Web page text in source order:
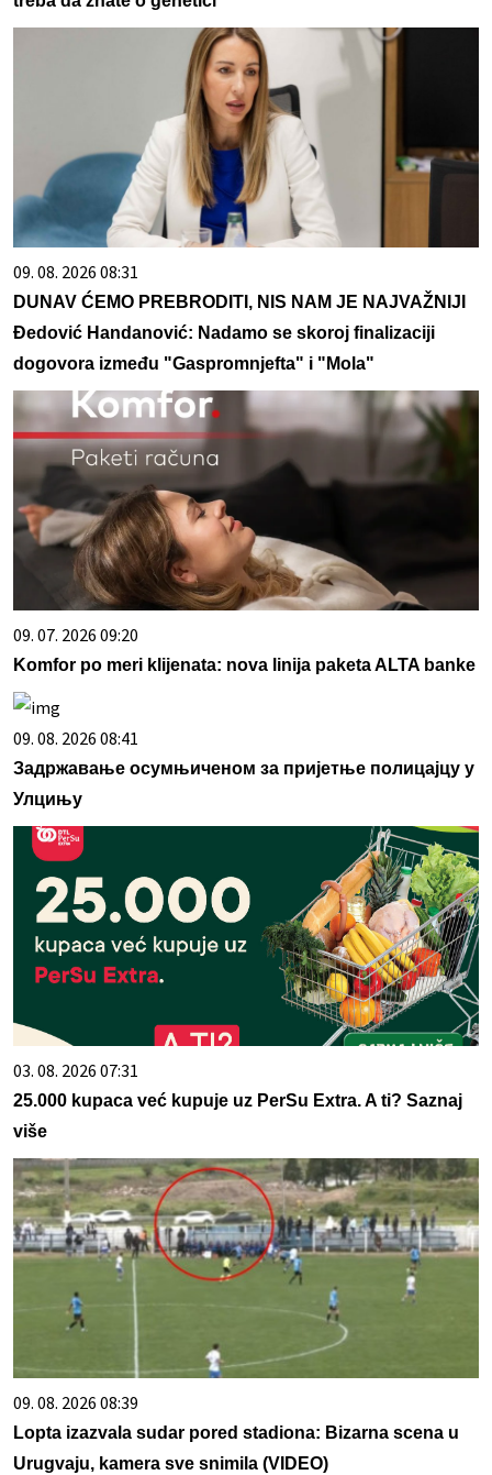
09. 08. 2026 08:31
DUNAV ĆEMO PREBRODITI, NIS NAM JE NAJVAŽNIJI
Đedović Handanović: Nadamo se skoroj finalizaciji
dogovora između "Gaspromnjefta" i "Mola"
09. 07. 2026 09:20
Komfor po meri klijenata: nova linija paketa ALTA banke
09. 08. 2026 08:41
Задржавање осумњиченом за пријетње полицајцу у
Улцињу
03. 08. 2026 07:31
25.000 kupaca već kupuje uz PerSu Extra. A ti? Saznaj
više
09. 08. 2026 08:39
Lopta izazvala sudar pored stadiona: Bizarna scena u
Urugvaju, kamera sve snimila (VIDEO)